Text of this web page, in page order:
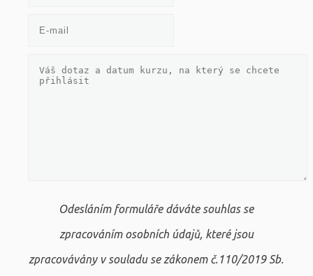
Odesláním formuláře dáváte souhlas se
zpracováním osobních údajů, které jsou
zpracovávány v souladu se zákonem č.110/2019 Sb.